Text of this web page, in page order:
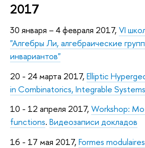
2017
30 января – 4 февраля 2017, VI
"Алгебры Ли, алгебраические
инвариантов"
20 - 24 марта 2017, Elliptic
in Combinatorics, Integrable
10 - 12 апреля 2017, Workshop:
functions. Видеозаписи докладов
16 - 17 мая 2017, Formes